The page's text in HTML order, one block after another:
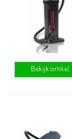
Bekijk artikel